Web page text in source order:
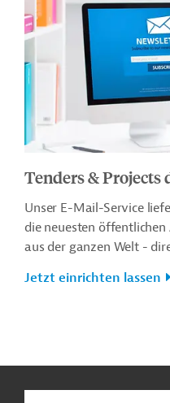
Tenders & Projects
Unser E-Mail-Service
die neuesten
aus der ganzen Welt -
Jetzt einrichten lassen